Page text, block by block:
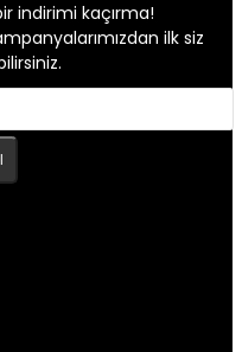
indirimi kaçırma!
ilk siz